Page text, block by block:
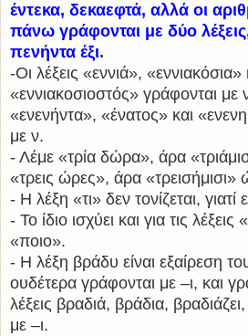
έντεκα, δεκαεφτά, αλλά οι
πάνω γράφονται με δύο
πενήντα έξι.
-Οι λέξεις «εννιά», «εννιακόσια»
«εννιακοσιοστός» γράφονται με
«ενενήντα», «ένατος» και
με ν.
- Λέμε «τρία δώρα», άρα
«τρεις ώρες», άρα «τρεισήμισι»
- Η λέξη «τι» δεν τονίζεται,
- Το ίδιο ισχύει και για τις
«ποιο».
- Η λέξη βράδυ είναι εξαίρεση
ουδέτερα γράφονται με –ι, και
λέξεις βραδιά, βράδια,
με –ι.